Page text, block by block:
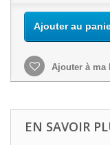
Ajouter au
Ajouter à ma
EN SAVOIR